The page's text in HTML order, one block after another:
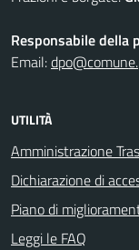
Responsabile della
Email:
UTILITÀ
Amministrazione
Dichiarazione di
Piano di
Leggi le FAQ